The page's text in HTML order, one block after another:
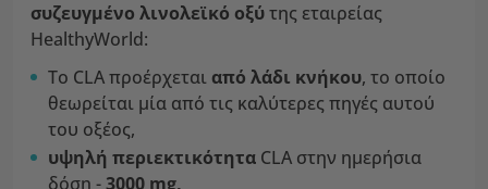
συζευγμένο λινολεϊκό οξύτης εταιρείας
HealthyWorld:
Το CLA προέρχεται από λάδι κνήκου, το οποίο
θεωρείται μία από τις καλύτερες πηγές αυτού
του οξέος,
υψηλή περιεκτικότητα CLA στην ημερήσια
δόση -3000 mg,